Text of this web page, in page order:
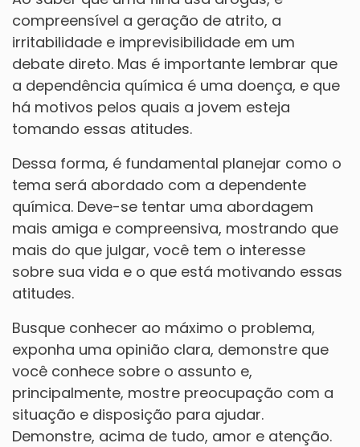
compreensível a geração de atrito, a
irritabilidade e imprevisibilidade em um
debate direto. Mas é importante lembrar que
a dependência química é uma doença, e que
há motivos pelos quais a jovem esteja
tomando essas atitudes.
Dessa forma, é fundamental planejar como o
tema será abordado com a dependente
química. Deve-se tentar uma abordagem
mais amiga e compreensiva, mostrando que
mais do que julgar, você tem o interesse
sobre sua vida e o que está motivando essas
atitudes.
Busque conhecer ao máximo o problema,
exponha uma opinião clara, demonstre que
você conhece sobre o assunto e,
principalmente, mostre preocupação com a
situação e disposição para ajudar.
Demonstre, acima de tudo, amor e atenção.